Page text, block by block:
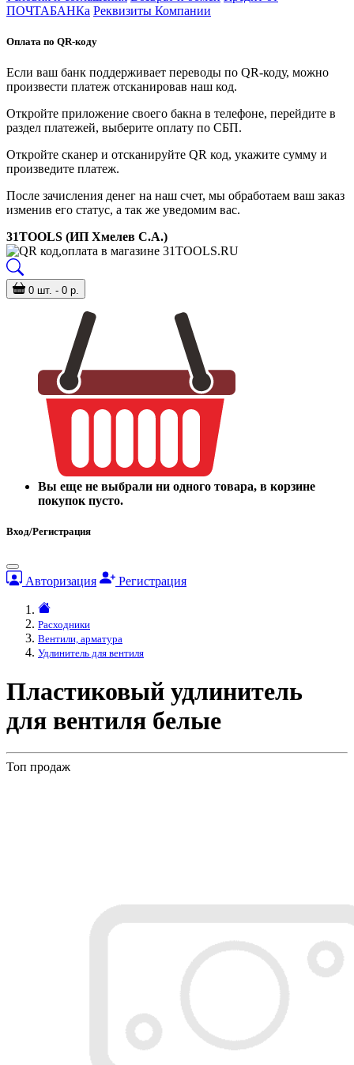
ПОЧТАБАНКа Реквизиты Компании
Оплата по QR-коду
Если ваш банк поддерживает переводы по QR-коду, можно
произвести платеж отсканировав наш код.
Откройте приложение своего бакна в телефоне, перейдите в
раздел платежей, выберите оплату по СБП.
Откройте сканер и отсканируйте QR код, укажите сумму и
произведите платеж.
После зачисления денег на наш счет, мы обработаем ваш заказ
изменив его статус, а так же уведомим вас.
31TOOLS (ИП Хмелев С.А.)
0 шт. - 0 р.
Вы еще не выбрали ни одного товара, в корзине
покупок пусто.
Вход/Регистрация
Авторизация Регистрация
Расходники
Вентили, арматура
Удлинитель для вентиля
Пластиковый удлинитель
для вентиля белые
Топ продаж